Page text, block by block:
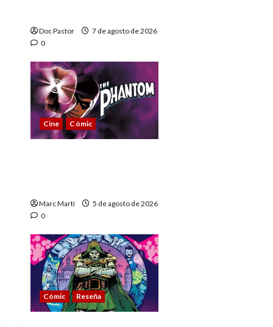
Doc Pastor
7 de agosto de 2026
0
Cine Cómic
Marc Martí
5 de agosto de 2026
0
Cómic Reseña